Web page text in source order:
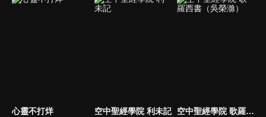
心靈不打烊 空中聖經學院 利未記 空中聖經學院 歌羅西書（吳榮滁）